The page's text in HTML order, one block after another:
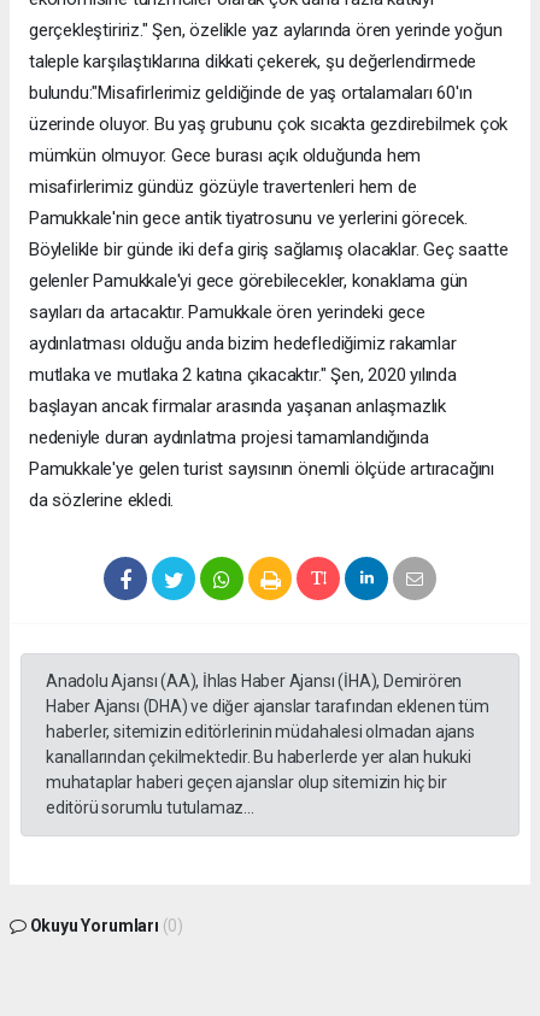
gerçekleştiririz." Şen, özelikle yaz aylarında ören yerinde yoğun
taleple karşılaştıklarına dikkati çekerek, şu değerlendirmede
bulundu: ​​​​​​​"Misafirlerimiz geldiğinde de yaş ortalamaları 60'ın
üzerinde oluyor. Bu yaş grubunu çok sıcakta gezdirebilmek çok
mümkün olmuyor. Gece burası açık olduğunda hem
misafirlerimiz gündüz gözüyle travertenleri hem de
Pamukkale'nin gece antik tiyatrosunu ve yerlerini görecek.
Böylelikle bir günde iki defa giriş sağlamış olacaklar. Geç saatte
gelenler Pamukkale'yi gece görebilecekler, konaklama gün
sayıları da artacaktır. Pamukkale ören yerindeki gece
aydınlatması olduğu anda bizim hedeflediğimiz rakamlar
mutlaka ve mutlaka 2 katına çıkacaktır." Şen, 2020 yılında
başlayan ancak firmalar arasında yaşanan anlaşmazlık
nedeniyle duran aydınlatma projesi tamamlandığında
Pamukkale'ye gelen turist sayısının önemli ölçüde artıracağını
da sözlerine ekledi.
Anadolu Ajansı (AA), İhlas Haber Ajansı (İHA), Demirören
Haber Ajansı (DHA) ve diğer ajanslar tarafından eklenen tüm
haberler, sitemizin editörlerinin müdahalesi olmadan ajans
kanallarından çekilmektedir. Bu haberlerde yer alan hukuki
muhataplar haberi geçen ajanslar olup sitemizin hiç bir
editörü sorumlu tutulamaz...
Okuyu Yorumları (0)